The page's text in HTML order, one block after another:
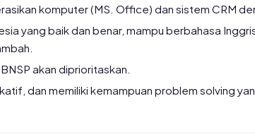
komputer (MS. Office) dan sistem CRM
yang baik dan benar, mampu berbahasa
akan diprioritaskan.
dan memiliki kemampuan problem solving